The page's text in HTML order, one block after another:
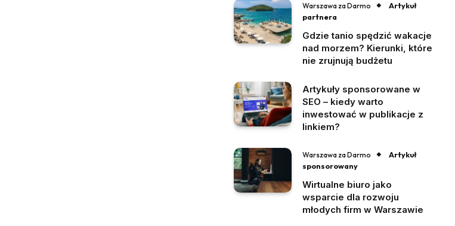
Warszawa za Darmo
Artykuł
partnera
Gdzie tanio spędzić wakacje
nad morzem? Kierunki, które
nie zrujnują budżetu
Artykuły sponsorowane w
SEO – kiedy warto
inwestować w publikacje z
linkiem?
Warszawa za Darmo
Artykuł
sponsorowany
Wirtualne biuro jako
wsparcie dla rozwoju
młodych firm w Warszawie